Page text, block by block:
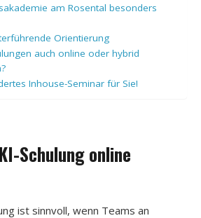
am Rosental besonders
Orientierung
auch online oder hybrid
Inhouse-Seminar für Sie!
Schulung online
ist sinnvoll, wenn Teams an